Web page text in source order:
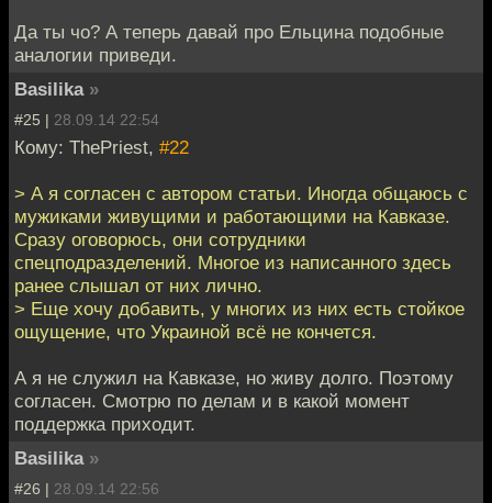
Да ты чо? А теперь давай про Ельцина подобные
аналогии приведи.
Basilika »
#25 | 28.09.14 22:54
Кому: ThePriest, #22
> А я согласен с автором статьи. Иногда общаюсь с
мужиками живущими и работающими на Кавказе.
Сразу оговорюсь, они сотрудники
спецподразделений. Многое из написанного здесь
ранее слышал от них лично.
> Еще хочу добавить, у многих из них есть стойкое
ощущение, что Украиной всё не кончется.
А я не служил на Кавказе, но живу долго. Поэтому
согласен. Смотрю по делам и в какой момент
поддержка приходит.
Basilika »
#26 | 28.09.14 22:56